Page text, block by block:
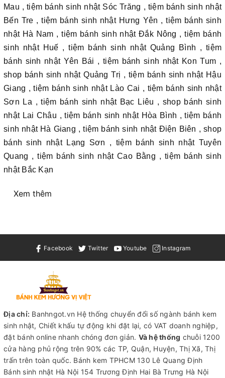
Mau , tiệm bánh sinh nhật Sóc Trăng , tiệm bánh sinh nhật
Bến Tre , tiệm bánh sinh nhật Hưng Yên , tiệm bánh sinh
nhật Hà Nam , tiệm bánh sinh nhật Đắk Nông , tiệm bánh
sinh nhật Huế , tiệm bánh sinh nhật Quảng Bình , tiệm
bánh sinh nhật Yên Bái , tiệm bánh sinh nhật Kon Tum ,
shop bánh sinh nhật Quảng Trị , tiệm bánh sinh nhật Hậu
Giang , tiệm bánh sinh nhật Lào Cai , tiệm bánh sinh nhật
Sơn La , tiệm bánh sinh nhật Bạc Liêu , shop bánh sinh
nhật Lai Châu , tiệm bánh sinh nhật Hòa Bình , tiệm bánh
sinh nhật Hà Giang , tiệm bánh sinh nhật Điện Biên , shop
bánh sinh nhật Lạng Sơn , tiệm bánh sinh nhật Tuyên
Quang , tiệm bánh sinh nhật Cao Bằng , tiệm bánh sinh
nhật Bắc Kạn
Xem thêm
Facebook Twitter Youtube Instagram
Địa chỉ: Banhngot.vn Hệ thống chuyển đổi số ngành bánh kem
sinh nhật, Chiết khấu tự động khi đặt lại, có VAT doanh nghiệp,
đặt bánh online nhanh chóng đơn giản. Và hệ thống chuỗi 1200
cửa hàng phủ rộng trên 90% các TP, Quận, Huyện, Thị Xã, Thị
trấn trên toàn quốc. Bánh kem TPHCM130 Lê Quang Định
Bánh sinh nhật Hà Nội 154 Trương Định Hai Bà Trưng Hà Nội